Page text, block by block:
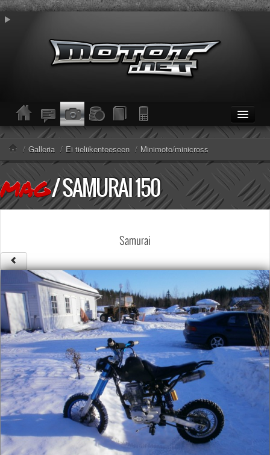
ETUSIVU
Moottoripyörät
Kevytmoottoripyörät
Mopot
Enduro/MX
KESKUSTELU
Haku
Haku
Säännöt ja ohjeet
Uudet ajoneuvot
Uudet kuvat
Uudet videot
Uudet kommentit
MYYDÄÄN
Haku
Ohjeet
Ajoneuvot
Osat
TIETOPANKKI
TAPAHTUMAT
MP15 kuvia
MP14 kuvia
/ Galleria / Ei tieliikenteeseen / Minimoto/minicross
MAG/SAMURAI 150
Samurai